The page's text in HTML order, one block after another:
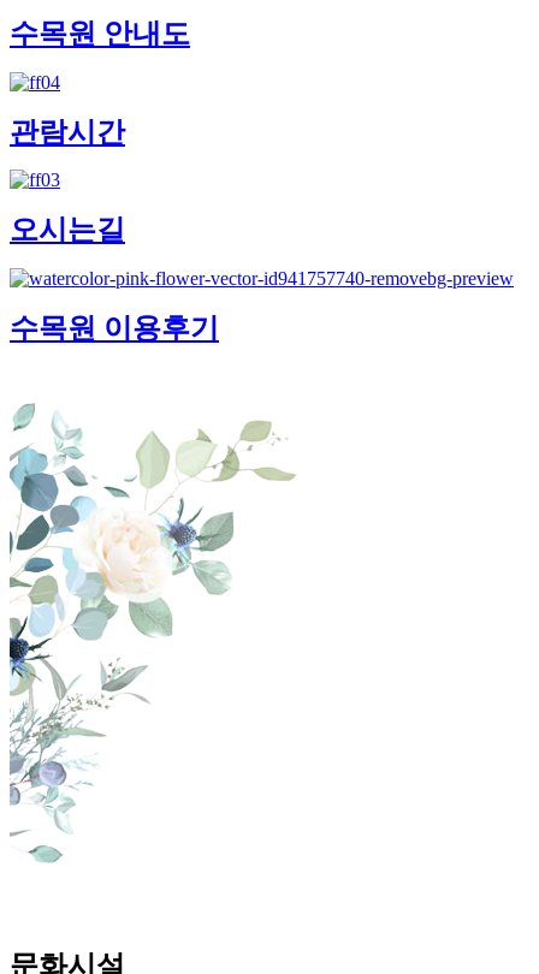
수목원 안내도
관람시간
오시는길
수목원 이용후기
문화시설